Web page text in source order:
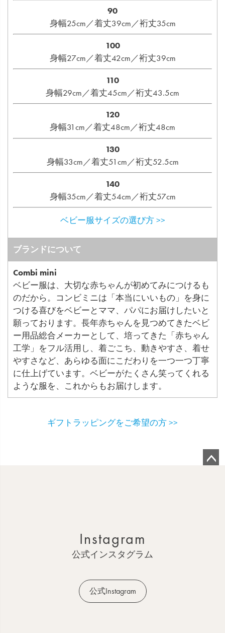
90
身幅25cm／着丈39cm／裄丈35cm
100
身幅27cm／着丈42cm／裄丈39cm
110
身幅29cm／着丈45cm／裄丈43.5cm
120
身幅31cm／着丈48cm／裄丈48cm
130
身幅33cm／着丈51cm／裄丈52.5cm
140
身幅35cm／着丈54cm／裄丈57cm
ベビー服サイズの選び方 >>
ブランドについて
Combi mini
ベビー服は、大切な赤ちゃんが初めてみにつけるも
のだから。コンビミニは「本当にいいもの」を身に
つける喜びをベビーとママ、パパにお届けしたいと
願っております。長年赤ちゃんを見つめてきたベビ
ー用品総合メーカーとして、培ってきた「赤ちゃん
工学」をフル活用し、着ごこち、動きやすさ、着せ
やすさなど、あらゆる面にこだわりを一つ一つ丁寧
に仕上げています。ベビーがたくさん笑ってくれる
ような服を、これからもお届けします。
ギフトラッピングをご希望の方 >>
Instagram
公式インスタグラム
公式Instagram